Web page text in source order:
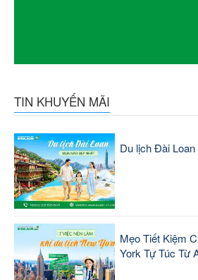
TIN KHUYẾN MÃI
Du lịch Đài
Mẹo Tiết Kiệm
York Tự Túc Từ